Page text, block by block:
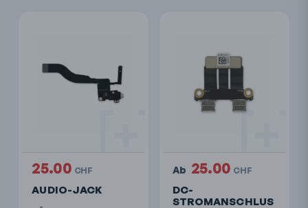
AUDIO-JACK
25.00 CHF
DC-
STROMANSCHLUS
Ab 25.00 CHF